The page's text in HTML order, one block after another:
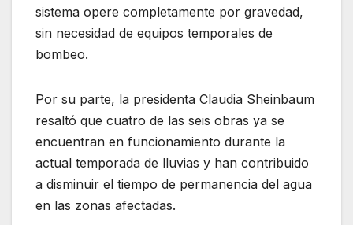
sistema opere completamente por gravedad,
sin necesidad de equipos temporales de
bombeo.
Por su parte, la presidenta Claudia Sheinbaum
resaltó que cuatro de las seis obras ya se
encuentran en funcionamiento durante la
actual temporada de lluvias y han contribuido
a disminuir el tiempo de permanencia del agua
en las zonas afectadas.